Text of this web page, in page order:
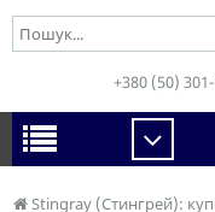
Stingray (Стингрей):
+380 (50)